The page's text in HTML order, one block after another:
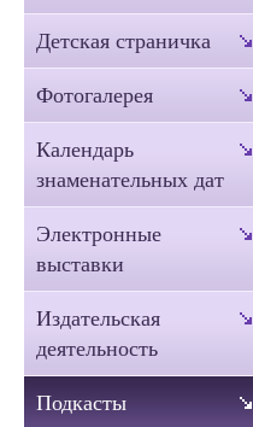
Детская страничка
Фотогалерея
Календарь
знаменательных дат
Электронные
выставки
Издательская
деятельность
Подкасты